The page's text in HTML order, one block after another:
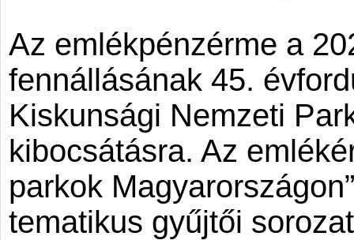
Az emlékpénzérme a
fennállásának 45.
Kiskunsági Nemzeti
kibocsátásra. Az
parkok
tematikus gyűjtői